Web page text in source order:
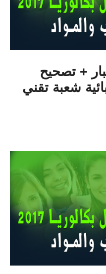
– اختبار + تصحيح
شعبة تقني